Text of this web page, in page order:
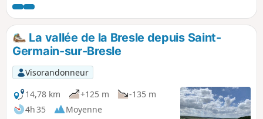
commune.
La vallée de la Bresle depuis Saint-
Germain-sur-Bresle
Visorandonneur
14,78 km
+125 m
-135 m
4h 35
Moyenne